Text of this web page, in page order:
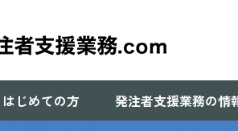
はじめての方 発注者支援業務の情